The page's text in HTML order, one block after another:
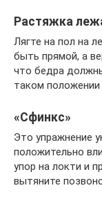
Растяжка
Лягте на пол на
быть прямой, а
что бедра
таком
«Сфинкс»
Это упражнение
положительно
упор на локти и
вытяните